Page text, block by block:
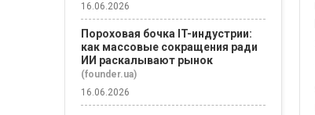
16.06.2026
Пороховая бочка IT-индустрии:
как массовые сокращения ради
ИИ раскалывают рынок
(founder.ua)
16.06.2026